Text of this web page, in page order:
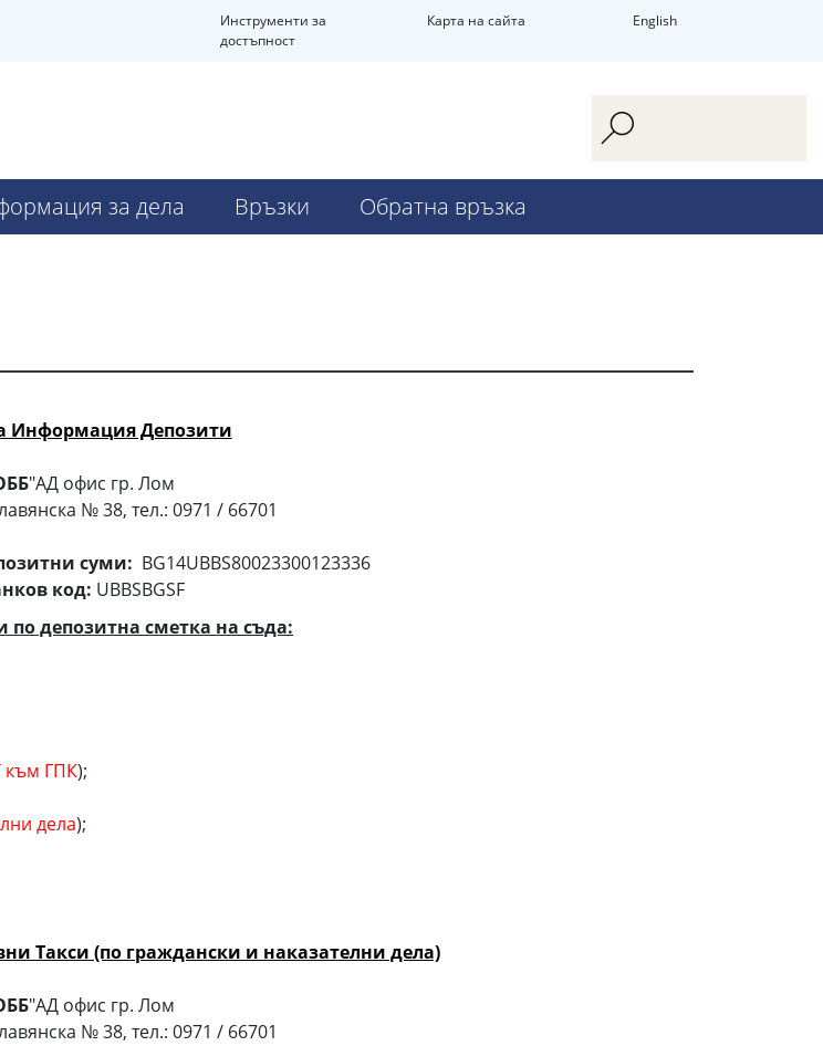
Инструменти за
достъпност
Карта на сайта English
за дела Връзки Обратна връзка
Информация Депозити
"АД офис гр. Лом
№ 38, тел.: 0971 / 66701
суми: BG14UBBS80023300123336
код: UBBSBGSF
по депозитна сметка на съда:
към ГПК);
дела);
Такси (по граждански и наказателни дела)
"АД офис гр. Лом
№ 38, тел.: 0971 / 66701